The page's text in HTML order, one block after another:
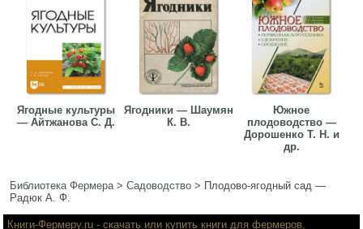
Ягодные культуры
— Айтжанова С. Д.
Ягодники — Шаумян
К. В.
Южное
плодоводство —
Дорошенко Т. Н. и
др.
Библиотека Фермера>Садоводство > Плодово-ягодный сад —
Радюк А. Ф.
Книги-Фермеру.ru - скачать или купить книги для фермеров,